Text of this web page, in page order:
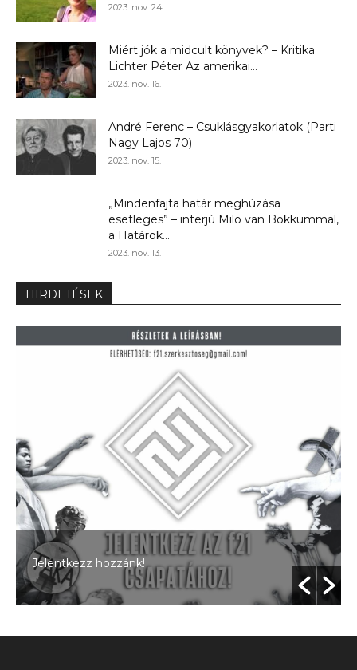
2023. nov. 24.
Miért jók a midcult könyvek? – Kritika
Lichter Péter Az amerikai...
2023. nov. 16.
André Ferenc – Csuklásgyakorlatok (Parti
Nagy Lajos 70)
2023. nov. 15.
„Mindenfajta határ meghúzása
esetleges” – interjú Milo van Bokkummal,
a Határok...
2023. nov. 13.
HIRDETÉSEK
Jelentkezz hozzánk!